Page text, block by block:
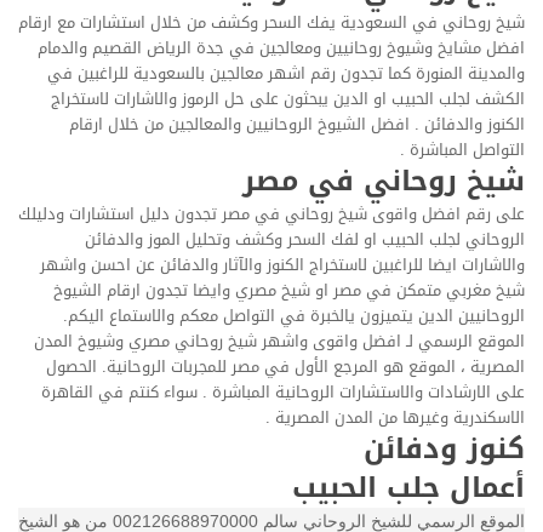
شيخ روحاني في السعودية يفك السحر وكشف من خلال استشارات مع ارقام
افضل مشايخ وشيوخ روحانيين ومعالجين في جدة الرياض القصيم والدمام
والمدينة المنورة كما تجدون رقم اشهر معالجين بالسعودية للراغبين في
الكشف لجلب الحبيب او الدين يبحثون على حل الرموز والاشارات لاستخراج
الكنوز والدفائن . افضل الشيوخ الروحانيين والمعالجين من خلال ارقام
التواصل المباشرة .
شيخ روحاني في مصر
على رقم افضل واقوى شيخ روحاني في مصر تجدون دليل استشارات ودليلك
الروحاني لجلب الحبيب او لفك السحر وكشف وتحليل الموز والدفائن
والاشارات ايضا للراغبين لاستخراج الكنوز والآثار والدفائن عن احسن واشهر
شيخ مغربي متمكن في مصر او شيخ مصري وايضا تجدون ارقام الشيوخ
الروحانيين الدين يتميزون يالخبرة في التواصل معكم والاستماع اليكم.
الموقع الرسمي لـ افضل واقوى واشهر شيخ روحاني مصري وشيوخ المدن
المصرية ، الموقع هو المرجع الأول في مصر للمجربات الروحانية. الحصول
على الارشادات والاستشارات الروحانية المباشرة . سواء كنتم في القاهرة
الاسكندرية وغيرها من المدن المصرية .
كنوز ودفائن
أعمال جلب الحبيب
الموقع الرسمي للشيخ الروحاني سالم 002126688970000 من هو الشيخ